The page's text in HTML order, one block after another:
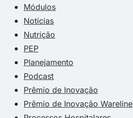
Módulos
Notícias
Nutrição
PEP
Planejamento
Podcast
Prêmio de Inovação
Prêmio de Inovação Wareline